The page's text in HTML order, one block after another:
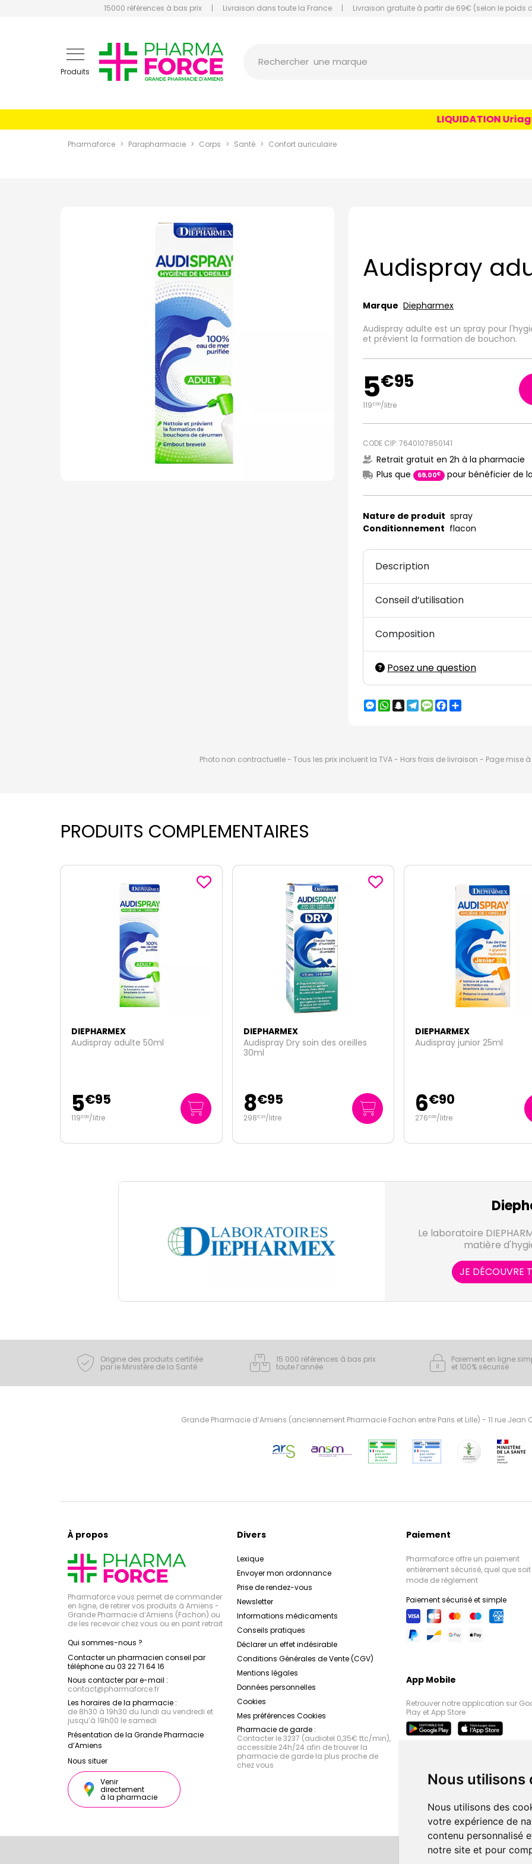
Nous utilisons
Nous utilisons des
votre expérience de
contenu personnalisé
notre site et pour
15000 références à bas prix | Livraison dans toute la France | Livraison gratuite à partir de 69€ (selon le poids
Produits
Rechercher
une marque
LIQUIDATION Uriage
Pharmaforce Parapharmacie Corps Santé Confort auriculaire
Audispray
Marque Diepharmex
Audispray adulte est un spray pour
et prévient la formation de bouchon.
5€95
119€00/litre
CODE CIP: 7640107850141
Retrait gratuit en 2h à la pharmacie
Plus que
69,00€ pour bénéficier de
Nature de produit spray
Conditionnement flacon
Description
Conseil d’utilisation
Composition
Posez une question
Messenger
WhatsApp
Snapchat
Telegram
MessageFacebook
Photo non contractuelle - Tous les prix incluent la TVA - Hors frais de livraison - Page mise
PRODUITS COMPLEMENTAIRES
DIEPHARMEX
Audispray adulte 50ml
5€95
119€00/litre
DIEPHARMEX
Audispray Dry soin des oreilles
30ml
8€95
298€33/litre
DIEPHARMEX
Audispray junior 25ml
6€90
276€00/litre
Le laboratoire
matière
JE DÉCOUVRE
Origine des produits certifiée
par le Ministère de la Santé
15 000 références à bas prix
toute l’année
Paiement en ligne
et 100% sécurisé
Grande Pharmacie d’Amiens (anciennement Pharmacie Fachon entre Paris et Lille) - 11 rue
À propos
Pharmaforce vous permet de commander
en ligne, de retirer vos produits à Amiens -
Grande Pharmacie d’Amiens (Fachon) ou
de les recevoir chez vous ou en point retrait
Qui sommes-nous ?
Contacter un pharmacien conseil par
téléphone au 03 22 71 64 16
Nous contacter par e-mail :
contact@pharmaforce.fr
Les horaires de la pharmacie :
de 8h30 à 19h30 du lundi au vendredi et
jusqu’à 19h00 le samedi
Présentation de la Grande Pharmacie
d’Amiens
Nous situer
Venir
directement
à la pharmacie
Divers
Lexique
Envoyer mon ordonnance
Prise de rendez-vous
Newsletter
Informations médicaments
Conseils pratiques
Déclarer un effet indésirable
Conditions Générales de Vente (CGV)
Mentions légales
Données personnelles
Cookies
Mes préférences Cookies
Pharmacie de garde :
Contacter le 3237 (audiotel 0,35€ ttc/min),
accessible 24h/24 afin de trouver la
pharmacie de garde la plus proche de
chez vous
Paiement
Pharmaforce offre un paiement
entièrement sécurisé, quel que soit
mode de règlement
Paiement sécurisé et simple
App Mobile
Retrouver notre application sur
Play et App Store